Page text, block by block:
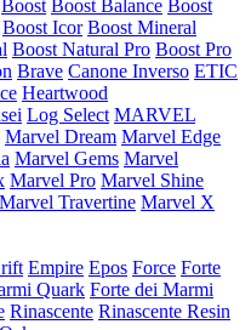
Boost Boost Balance Boost
Boost Icor Boost Mineral
Boost Natural Pro Boost Pro
Brave Canone Inverso ETIC
Heartwood
Log Select MARVEL
Marvel Dream Marvel Edge
Marvel Gems Marvel
Marvel Pro Marvel Shine
Marvel Travertine Marvel X
Empire Epos Force Forte
Quark Forte dei Marmi
Rinascente Rinascente Resin